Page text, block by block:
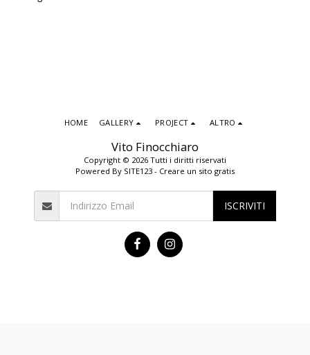
Vito Finocchiaro
Copyright © 2026 Tutti i diritti riservati
Powered By SITE123 - Creare un sito gratis
HOME GALLERY PROJECT ALTRO
ISCRIVITI